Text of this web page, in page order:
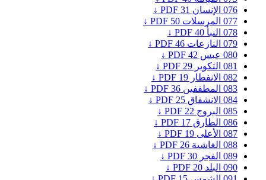
076 الإنسان 31
PDF ↓
077 المرسلات 50
PDF ↓
078 النبأ 40
PDF ↓
079 النازعات 46
PDF ↓
080 عبس 42
PDF ↓
081 التكوير 29
PDF ↓
082 الانفطار 19
PDF ↓
083 المطففين 36
PDF ↓
084 الانشقاق 25
PDF ↓
085 البروج 22
PDF ↓
086 الطارق 17
PDF ↓
087 الأعلى 19
PDF ↓
088 الغاشية 26
PDF ↓
089 الفجر 30
PDF ↓
090 البلد 20
PDF ↓